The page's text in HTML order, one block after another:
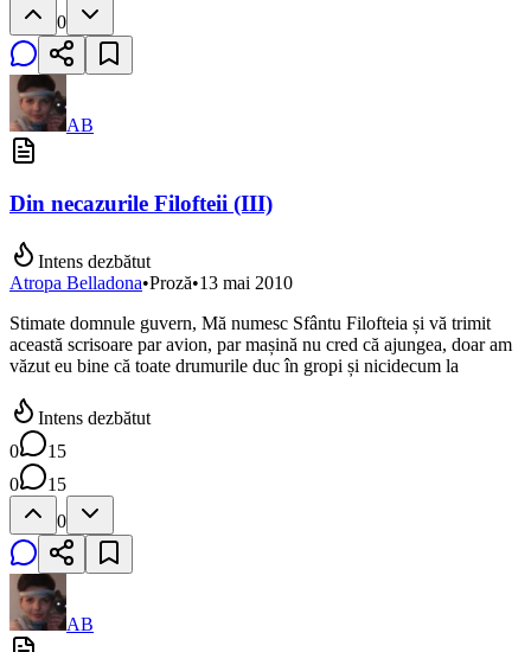
0
AB
Din necazurile Filofteii (III)
Intens dezbătut
Atropa Belladona•Proză•13 mai 2010
Stimate domnule guvern, Mă numesc Sfântu Filofteia și vă trimit
această scrisoare par avion, par mașină nu cred că ajungea, doar am
văzut eu bine că toate drumurile duc în gropi și nicidecum la
Intens dezbătut
0
15
0
15
0
AB